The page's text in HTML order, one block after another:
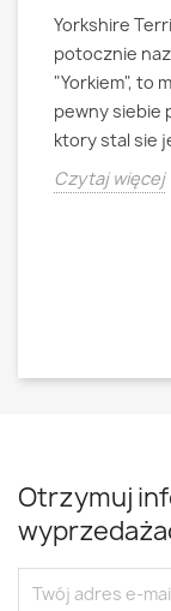
Yorkshire
potocznie
"Yorkiem", to
pewny siebie
ktory stal sie
Czytaj więcej
Otrzymuj